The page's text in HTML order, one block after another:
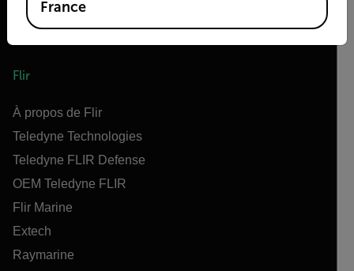
Flir
À propos de Flir
Teledyne Technologies
Teledyne FLIR Defense
OEM Teledyne FLIR
Flir Marine
Extech
Raymarine
France